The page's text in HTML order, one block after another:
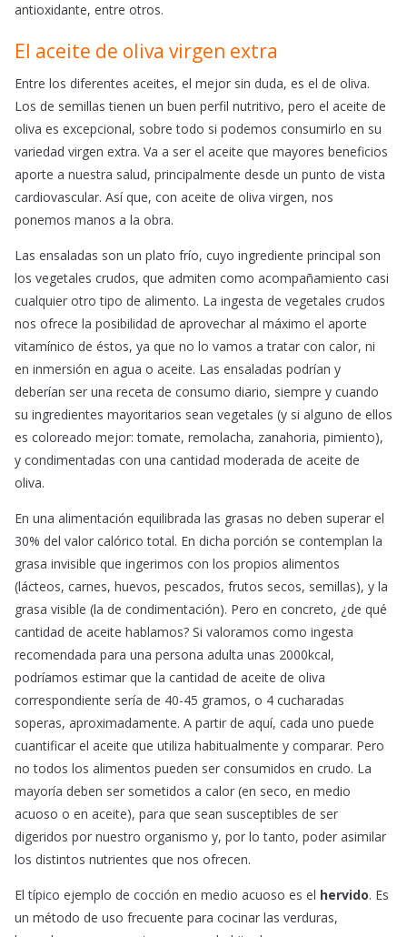
antioxidante, entre otros.
El aceite de oliva virgen extra
Entre los diferentes aceites, el mejor sin duda, es el de oliva.
Los de semillas tienen un buen perfil nutritivo, pero el aceite de
oliva es excepcional, sobre todo si podemos consumirlo en su
variedad virgen extra. Va a ser el aceite que mayores beneficios
aporte a nuestra salud, principalmente desde un punto de vista
cardiovascular. Así que, con aceite de oliva virgen, nos
ponemos manos a la obra.
Las ensaladas son un plato frío, cuyo ingrediente principal son
los vegetales crudos, que admiten como acompañamiento casi
cualquier otro tipo de alimento. La ingesta de vegetales crudos
nos ofrece la posibilidad de aprovechar al máximo el aporte
vitamínico de éstos, ya que no lo vamos a tratar con calor, ni
en inmersión en agua o aceite. Las ensaladas podrían y
deberían ser una receta de consumo diario, siempre y cuando
su ingredientes mayoritarios sean vegetales (y si alguno de ellos
es coloreado mejor: tomate, remolacha, zanahoria, pimiento),
y condimentadas con una cantidad moderada de aceite de
oliva.
En una alimentación equilibrada las grasas no deben superar el
30% del valor calórico total. En dicha porción se contemplan la
grasa invisible que ingerimos con los propios alimentos
(lácteos, carnes, huevos, pescados, frutos secos, semillas), y la
grasa visible (la de condimentación). Pero en concreto, ¿de qué
cantidad de aceite hablamos? Si valoramos como ingesta
recomendada para una persona adulta unas 2000kcal,
podríamos estimar que la cantidad de aceite de oliva
correspondiente sería de 40-45 gramos, o 4 cucharadas
soperas, aproximadamente. A partir de aquí, cada uno puede
cuantificar el aceite que utiliza habitualmente y comparar. Pero
no todos los alimentos pueden ser consumidos en crudo. La
mayoría deben ser sometidos a calor (en seco, en medio
acuoso o en aceite), para que sean susceptibles de ser
digeridos por nuestro organismo y, por lo tanto, poder asimilar
los distintos nutrientes que nos ofrecen.
El típico ejemplo de cocción en medio acuoso es el hervido. Es
un método de uso frecuente para cocinar las verduras,